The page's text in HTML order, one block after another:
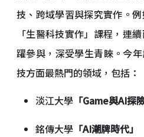
技、跨域學習與探究實作。
「生醫科技實作」課程，連
躍參與，深受學生青睞。今
技方面最熱門的領域，包括：
淡江大學 「Game與AI探
銘傳大學 「AI潮牌時代」